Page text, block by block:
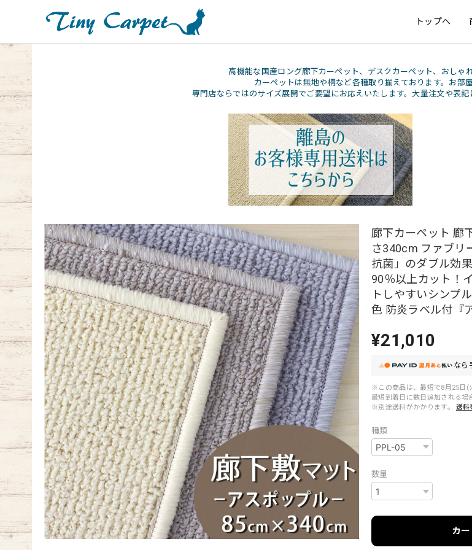
トップへ
高機能な国産ロング廊下カーペット、デスクカーペット、おしゃ
カーペットは無地や柄など各種取り揃えております。お部
専門店ならではのサイズ展開でご要望にお応えいたします。大量注文や表
廊下カーペット 廊
さ340cm ファブリ
抗菌」のダブル効
90％以上カット！
トしやすいシンプ
色 防炎ラベル付『
¥21,010
なら
※この商品は、最短で8月25日(
最短到着日に数日追加される場
※別途送料がかかります。
送料
種類
数量
カ